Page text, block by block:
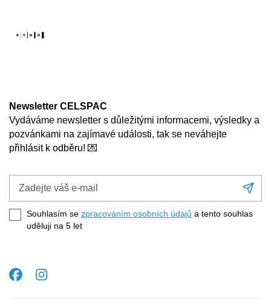
Newsletter CELSPAC
Vydáváme newsletter s důležitými informacemi, výsledky a
pozvánkami na zajímavé události, tak se neváhejte
přihlásit k odběru! 💌
Zadejte
e-
mail
Souhlasím se zpracováním osobních údajů a tento souhlas
uděluji na 5 let
Facebook
Instagram